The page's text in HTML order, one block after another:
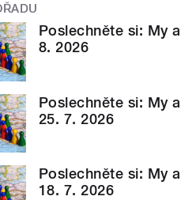
Poslechněte si: My
8. 2026
Poslechněte si: My
25. 7. 2026
Poslechněte si: My
18. 7. 2026